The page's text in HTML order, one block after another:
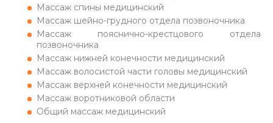
Массаж спины медицинский
Массаж шейно-грудного отдела позвоночника
Массаж пояснично-крестцового отдела
позвоночника
Массаж нижней конечности медицинский
Массаж волосистой части головы медицинский
Массаж верхней конечности медицинский
Массаж воротниковой области
Общий массаж медицинский